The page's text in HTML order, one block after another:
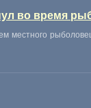
во время
местного